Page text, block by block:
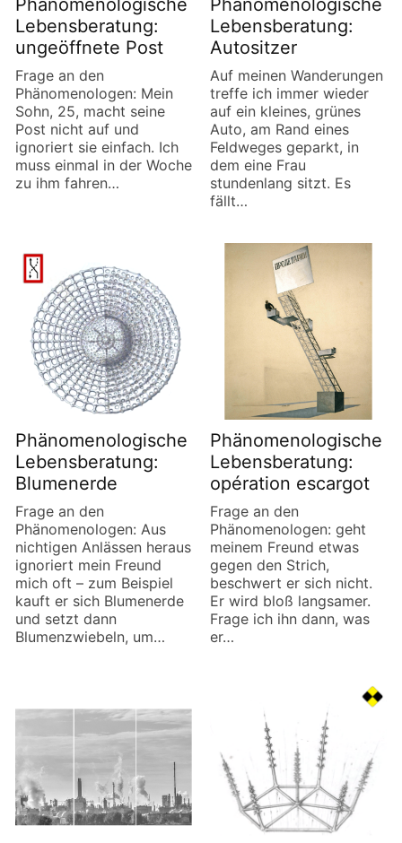
Phänomenologische
Lebensberatung:
ungeöffnete Post
Frage an den
Phänomenologen: Mein
Sohn, 25, macht seine
Post nicht auf und
ignoriert sie einfach. Ich
muss einmal in der Woche
zu ihm fahren…
Phänomenologische
Lebensberatung:
Autositzer
Auf meinen Wanderungen
treffe ich immer wieder
auf ein kleines, grünes
Auto, am Rand eines
Feldweges geparkt, in
dem eine Frau
stundenlang sitzt. Es
fällt…
Phänomenologische
Lebensberatung:
Blumenerde
Frage an den
Phänomenologen: Aus
nichtigen Anlässen heraus
ignoriert mein Freund
mich oft – zum Beispiel
kauft er sich Blumenerde
und setzt dann
Blumenzwiebeln, um…
Phänomenologische
Lebensberatung:
opération escargot
Frage an den
Phänomenologen: geht
meinem Freund etwas
gegen den Strich,
beschwert er sich nicht.
Er wird bloß langsamer.
Frage ich ihn dann, was
er…